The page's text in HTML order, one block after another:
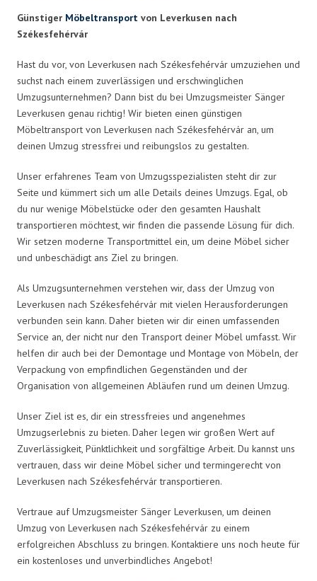
Günstiger Möbeltransport von Leverkusen nach
Székesfehérvár
Hast du vor, von Leverkusen nach Székesfehérvár umzuziehen und
suchst nach einem zuverlässigen und erschwinglichen
Umzugsunternehmen? Dann bist du bei Umzugsmeister Sänger
Leverkusen genau richtig! Wir bieten einen günstigen
Möbeltransport von Leverkusen nach Székesfehérvár an, um
deinen Umzug stressfrei und reibungslos zu gestalten.
Unser erfahrenes Team von Umzugsspezialisten steht dir zur
Seite und kümmert sich um alle Details deines Umzugs. Egal, ob
du nur wenige Möbelstücke oder den gesamten Haushalt
transportieren möchtest, wir finden die passende Lösung für dich.
Wir setzen moderne Transportmittel ein, um deine Möbel sicher
und unbeschädigt ans Ziel zu bringen.
Als Umzugsunternehmen verstehen wir, dass der Umzug von
Leverkusen nach Székesfehérvár mit vielen Herausforderungen
verbunden sein kann. Daher bieten wir dir einen umfassenden
Service an, der nicht nur den Transport deiner Möbel umfasst. Wir
helfen dir auch bei der Demontage und Montage von Möbeln, der
Verpackung von empfindlichen Gegenständen und der
Organisation von allgemeinen Abläufen rund um deinen Umzug.
Unser Ziel ist es, dir ein stressfreies und angenehmes
Umzugserlebnis zu bieten. Daher legen wir großen Wert auf
Zuverlässigkeit, Pünktlichkeit und sorgfältige Arbeit. Du kannst uns
vertrauen, dass wir deine Möbel sicher und termingerecht von
Leverkusen nach Székesfehérvár transportieren.
Vertraue auf Umzugsmeister Sänger Leverkusen, um deinen
Umzug von Leverkusen nach Székesfehérvár zu einem
erfolgreichen Abschluss zu bringen. Kontaktiere uns noch heute für
ein kostenloses und unverbindliches Angebot!